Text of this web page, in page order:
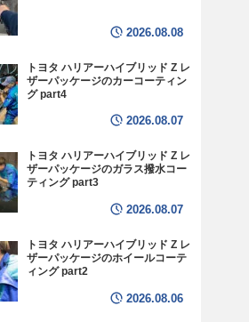
2026.08.08
トヨタ ハリアーハイブリッド Z レ
ザーパッケージのカーコーティン
グ part4
2026.08.07
トヨタ ハリアーハイブリッド Z レ
ザーパッケージのガラス撥水コー
ティング part3
2026.08.07
トヨタ ハリアーハイブリッド Z レ
ザーパッケージのホイールコーテ
ィング part2
2026.08.06